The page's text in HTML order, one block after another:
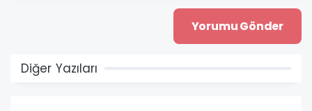
Diğer Yazıları